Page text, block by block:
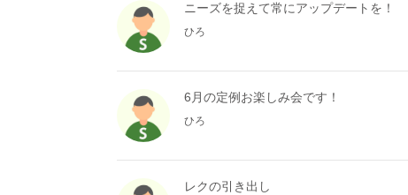
ニーズを捉えて常にアップデートを！
ひろ
6月の定例お楽しみ会です！
ひろ
レクの引き出し